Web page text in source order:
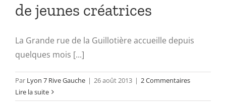
de jeunes créatrices
La Grande rue de la Guillotière accueille depuis
quelques mois [...]
Par Lyon 7 Rive Gauche | 26 août 2013 | 2 Commentaires
Lire la suite